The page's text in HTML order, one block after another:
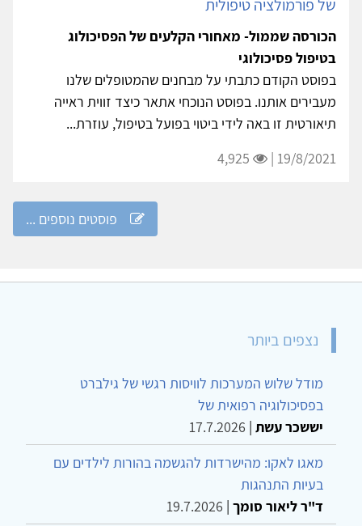
של פורמולציה טיפולית
הכורסה שממול- מאחורי הקלעים של הפסיכולוג
בטיפול פסיכולוגי
בפוסט הקודם כתבתי על מבחנים שהמטופלים שלנו
מעבירים אותנו. בפוסט הנוכחי אתאר כיצד זווית ראייה
תיאורטית זו באה לידי ביטוי בפועל בטיפול, עוזרת...
19/8/2021 |
פוסטים נוספים ...
נצפים ביותר
מודל שלוש המערכות לוויסות רגשי של גילברט
בפסיכולוגיה רפואית של
יששכר עשת |
17.7.2026
מאגו לאקו: מהישרדות להגשמה בהורות לילדים עם
בעיות התנהגות
ד"ר ליאור סומך |
19.7.2026